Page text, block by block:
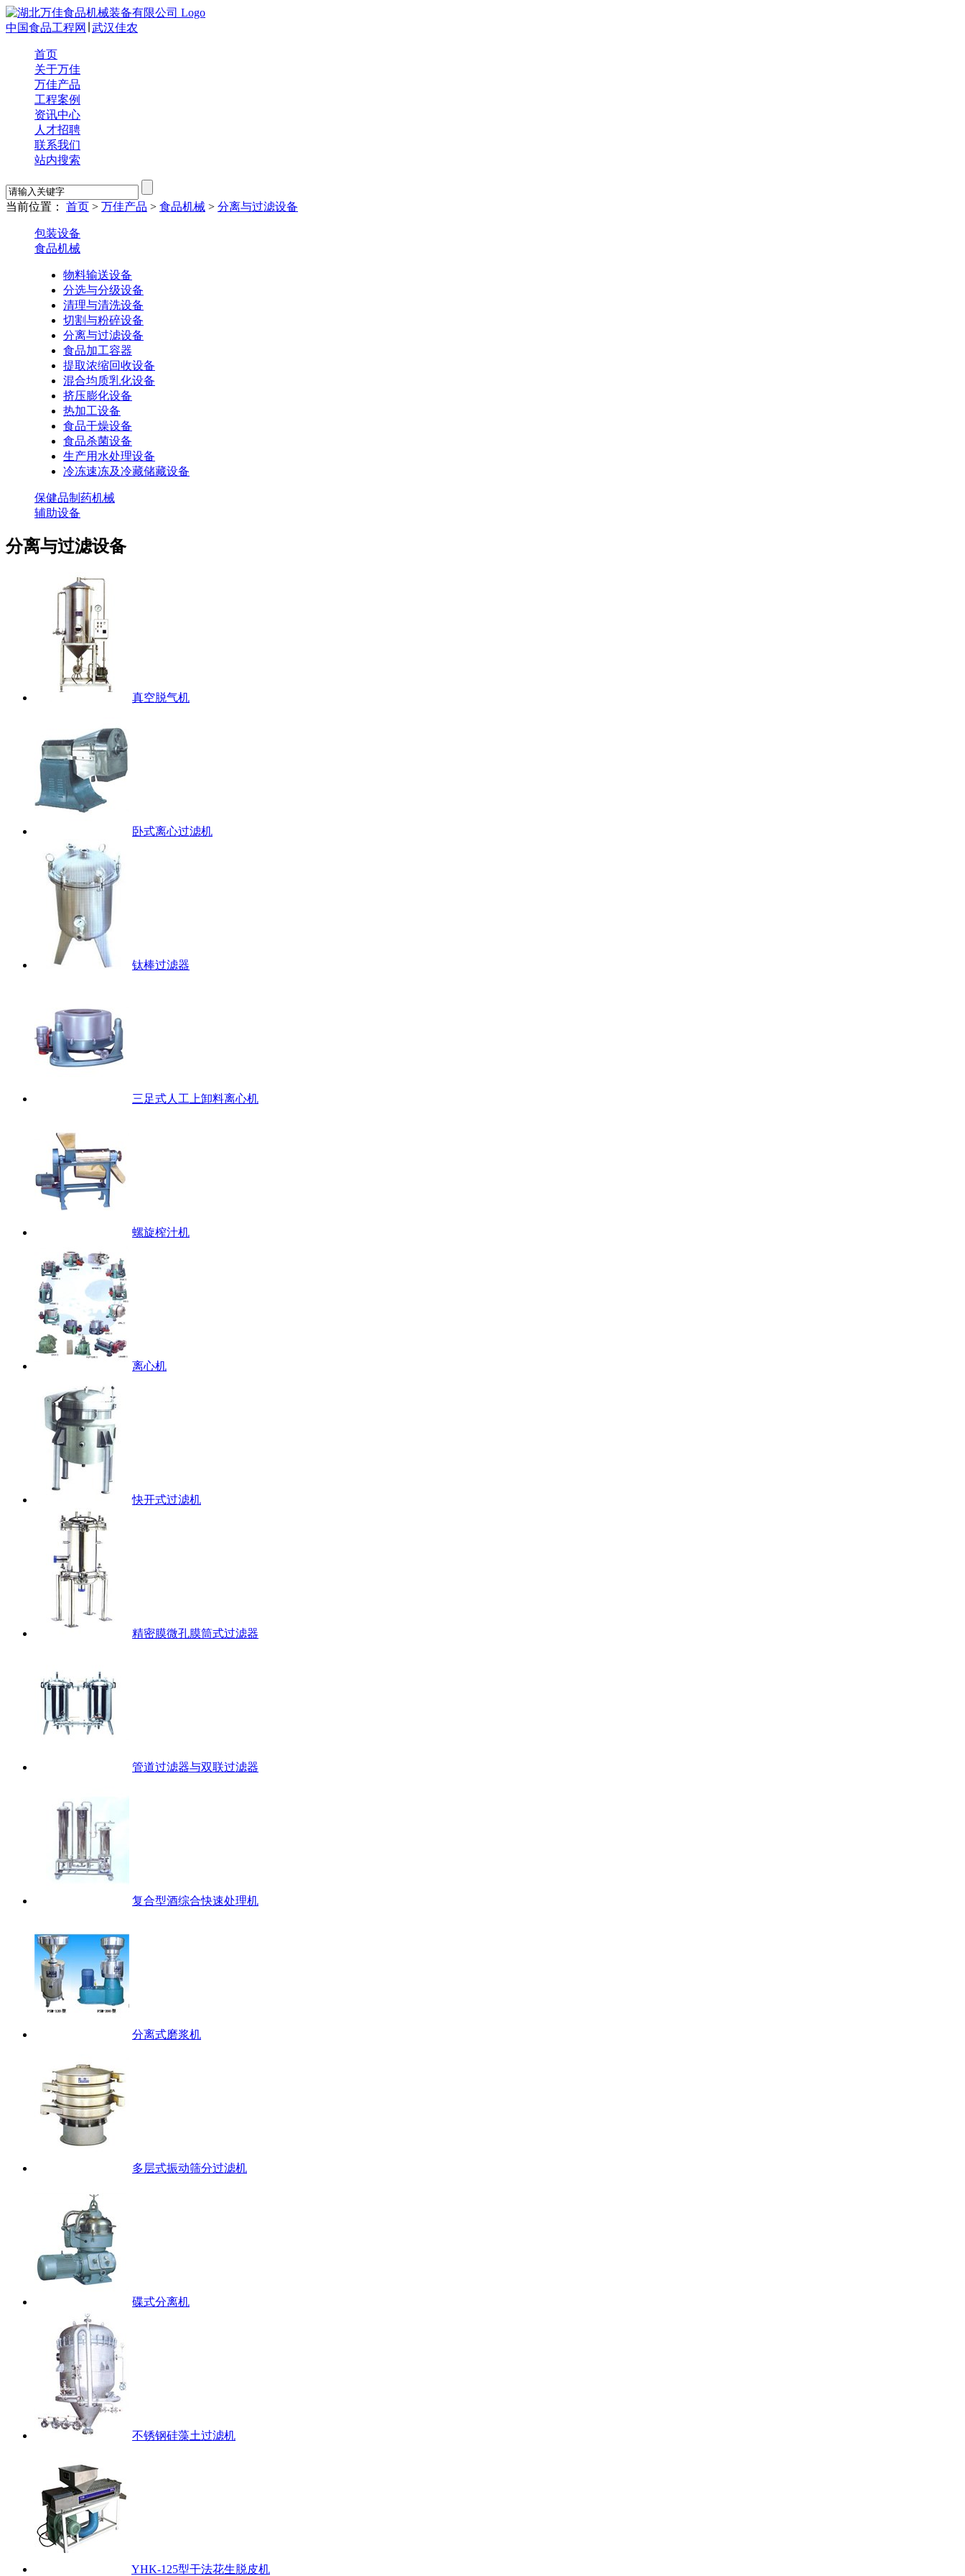
中国食品工程网 武汉佳农
首页
关于万佳
万佳产品
工程案例
资讯中心
人才招聘
联系我们
站内搜索
当前位置： 首页 > 万佳产品 > 食品机械 > 分离与过滤设备
包装设备
食品机械
物料输送设备
分选与分级设备
清理与清洗设备
切割与粉碎设备
分离与过滤设备
食品加工容器
提取浓缩回收设备
混合均质乳化设备
挤压膨化设备
热加工设备
食品干燥设备
食品杀菌设备
生产用水处理设备
冷冻速冻及冷藏储藏设备
保健品制药机械
辅助设备
分离与过滤设备
真空脱气机
卧式离心过滤机
钛棒过滤器
三足式人工上卸料离心机
螺旋榨汁机
离心机
快开式过滤机
精密膜微孔膜筒式过滤器
管道过滤器与双联过滤器
复合型酒综合快速处理机
分离式磨浆机
多层式振动筛分过滤机
碟式分离机
不锈钢硅藻土过滤机
YHK-125型干法花生脱皮机